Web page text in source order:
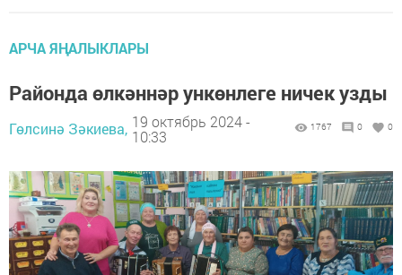
АРЧА ЯҢАЛЫКЛАРЫ
Районда өлкәннәр ункөнлеге ничек узды
Гөлсинә Зәкиева, 19 октябрь 2024 -
10:33
1767 0 0